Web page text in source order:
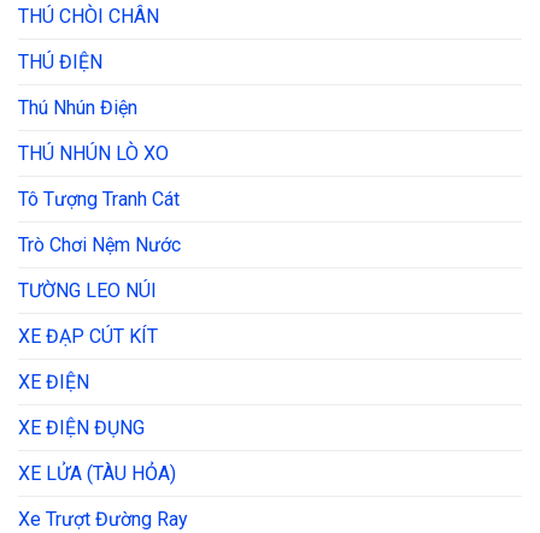
THÚ CHÒI CHÂN
THÚ ĐIỆN
Thú Nhún Điện
THÚ NHÚN LÒ XO
Tô Tượng Tranh Cát
Trò Chơi Nệm Nước
TƯỜNG LEO NÚI
XE ĐẠP CÚT KÍT
XE ĐIỆN
XE ĐIỆN ĐỤNG
XE LỬA (TÀU HỎA)
Xe Trượt Đường Ray